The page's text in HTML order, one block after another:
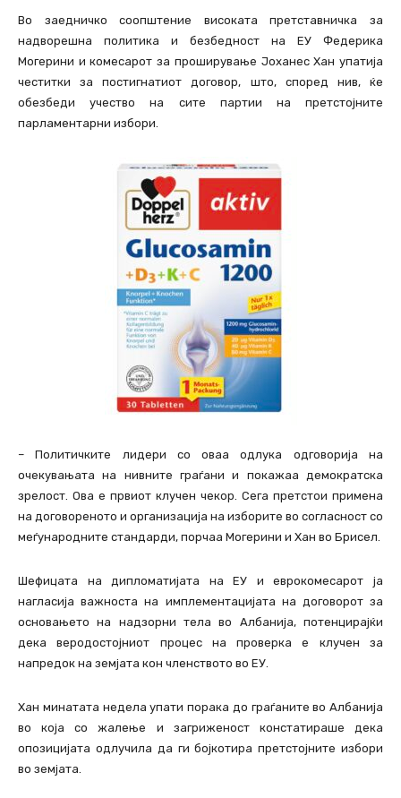
Во заедничко соопштение високата претставничка за
надворешна политика и безбедност на ЕУ Федерика
Могерини и комесарот за проширување Јоханес Хан упатија
честитки за постигнатиот договор, што, според нив, ќе
обезбеди учество на сите партии на претстојните
парламентарни избори.
– Политичките лидери со оваа одлука одговорија на
очекувањата на нивните граѓани и покажаа демократска
зрелост. Ова е првиот клучен чекор. Сега претстои примена
на договореното и организација на изборите во согласност со
меѓународните стандарди, порчаа Могерини и Хан во Брисел.
Шефицата на дипломатијата на ЕУ и еврокомесарот ја
нагласија важноста на имплементацијата на договорот за
основањето на надзорни тела во Албанија, потенцирајќи
дека веродостојниот процес на проверка е клучен за
напредок на земјата кон членството во ЕУ.
Хан минатата недела упати порака до граѓаните во Албанија
во која со жалење и загриженост констатираше дека
опозицијата одлучила да ги бојкотира претстојните избори
во земјата.